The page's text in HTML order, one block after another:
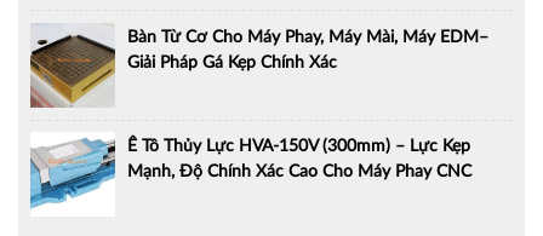
Bàn Từ Cơ Cho Máy Phay, Máy Mài, Máy EDM–
Giải Pháp Gá Kẹp Chính Xác
Ê Tô Thủy Lực HVA-150V (300mm) – Lực Kẹp
Mạnh, Độ Chính Xác Cao Cho Máy Phay CNC